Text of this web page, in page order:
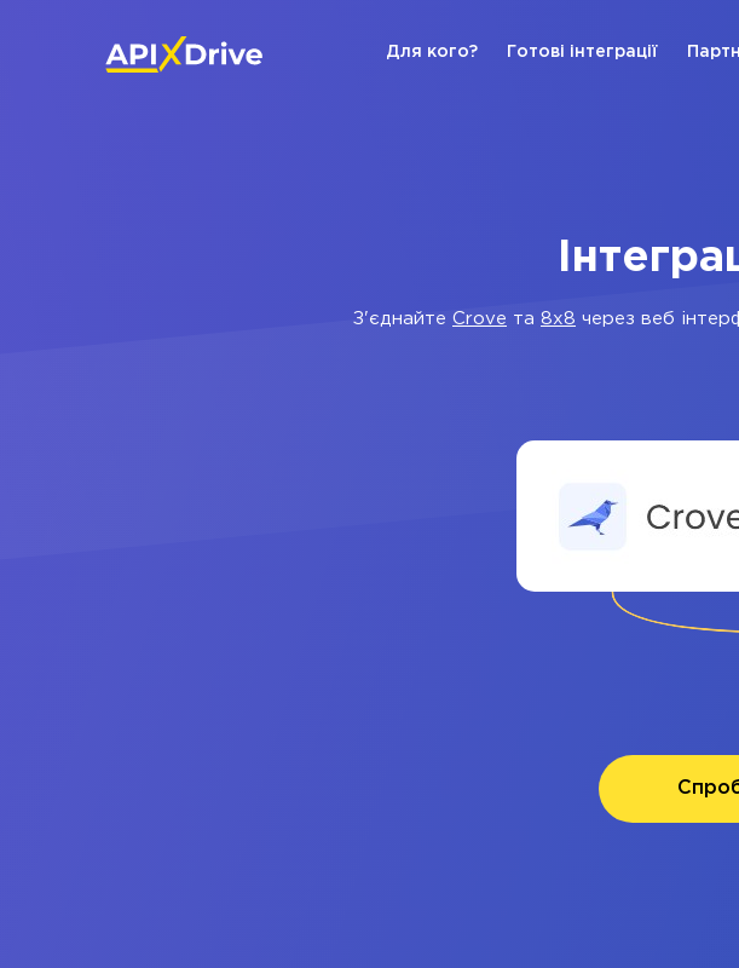
Для кого? Готові інтеграції
З'єднайте Crove та 8x8 через веб